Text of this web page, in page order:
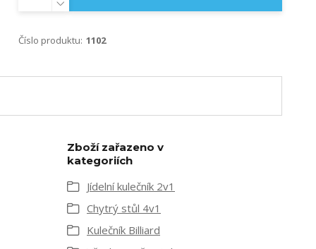
Číslo produktu: 1102
Zboží zařazeno v
kategoriích
Jídelní kulečník 2v1
Chytrý stůl 4v1
Kulečník Billiard